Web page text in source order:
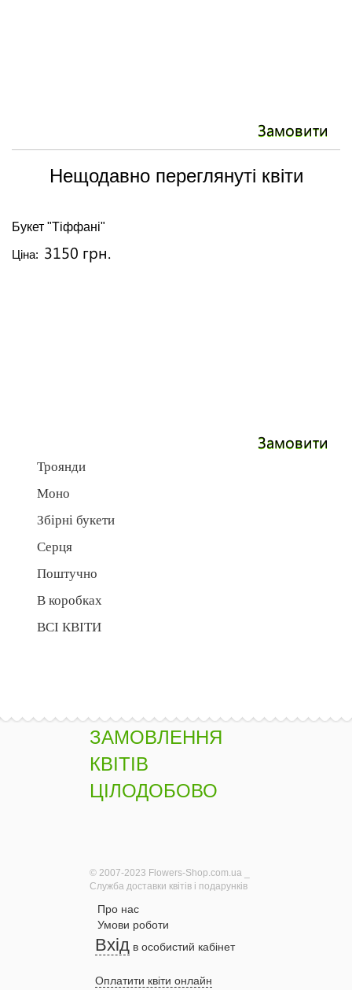
Замовити
Нещодавно переглянуті квіти
Букет "Тіффані"
Ціна: 3150 грн.
Замовити
Троянди
Моно
Збірні букети
Серця
Поштучно
В коробках
ВСІ КВІТИ
ЗАМОВЛЕННЯ
КВІТІВ
ЦІЛОДОБОВО
© 2007-2023 Flowers-Shop.com.ua _
Служба доставки квітів і подарунків
Про нас
Умови роботи
Вхід в особистий кабінет
Оплатити квіти онлайн